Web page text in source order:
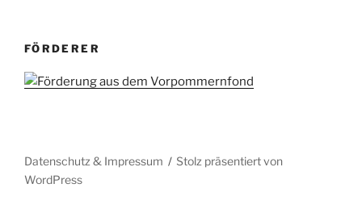
FÖRDERER
Datenschutz & Impressum
Stolz präsentiert von
WordPress